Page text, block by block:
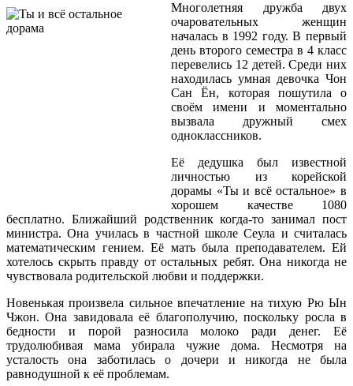
Многолетняя дружба двух
очаровательных женщин
началась в 1992 году. В первый
день второго семестра в 4 класс
перевелись 12 детей. Среди них
находилась умная девочка Чон
Сан Ён, которая пошутила о
своём имени и моментально
вызвала дружный смех
одноклассников.
Её дедушка был известной
личностью из корейской
дорамы «Ты и всё остальное» в
хорошем качестве 1080
бесплатно. Ближайший родственник когда-то занимал пост
министра. Она училась в частной школе Сеула и считалась
математическим гением. Её мать была преподавателем. Ей
хотелось скрыть правду от остальных ребят. Она никогда не
чувствовала родительской любви и поддержки.
Новенькая произвела сильное впечатление на тихую Рю Ын
Чжон. Она завидовала её благополучию, поскольку росла в
бедности и порой разносила молоко ради денег. Её
трудолюбивая мама убирала чужие дома. Несмотря на
усталость она заботилась о дочери и никогда не была
равнодушной к её проблемам.